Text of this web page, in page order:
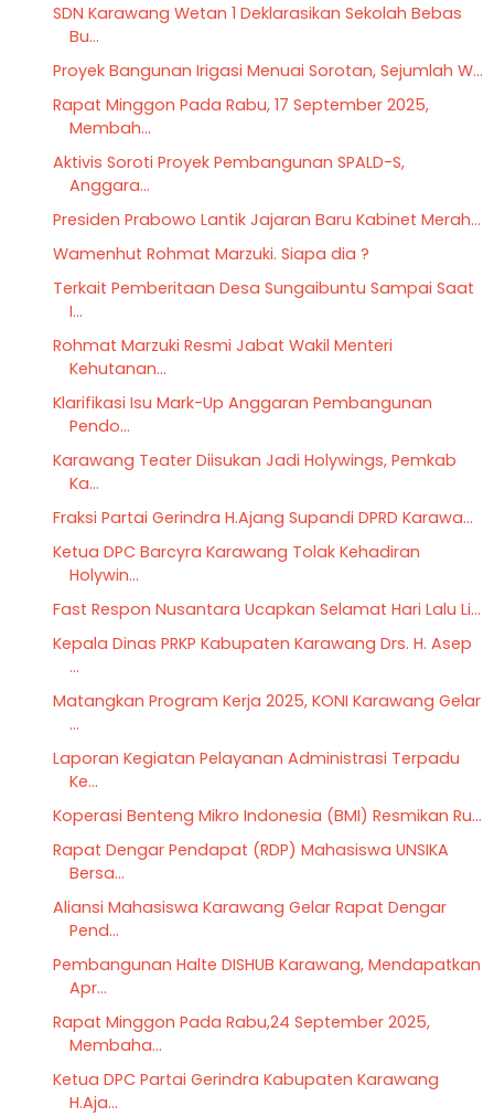
SDN Karawang Wetan 1 Deklarasikan Sekolah Bebas
Bu...
Proyek Bangunan Irigasi Menuai Sorotan, Sejumlah W...
Rapat Minggon Pada Rabu, 17 September 2025,
Membah...
Aktivis Soroti Proyek Pembangunan SPALD-S,
Anggara...
Presiden Prabowo Lantik Jajaran Baru Kabinet Merah...
Wamenhut Rohmat Marzuki. Siapa dia ?
Terkait Pemberitaan Desa Sungaibuntu Sampai Saat
I...
Rohmat Marzuki Resmi Jabat Wakil Menteri
Kehutanan...
Klarifikasi Isu Mark-Up Anggaran Pembangunan
Pendo...
Karawang Teater Diisukan Jadi Holywings, Pemkab
Ka...
Fraksi Partai Gerindra H.Ajang Supandi DPRD Karawa...
Ketua DPC Barcyra Karawang Tolak Kehadiran
Holywin...
Fast Respon Nusantara Ucapkan Selamat Hari Lalu Li...
Kepala Dinas PRKP Kabupaten Karawang Drs. H. Asep
...
Matangkan Program Kerja 2025, KONI Karawang Gelar
...
Laporan Kegiatan Pelayanan Administrasi Terpadu
Ke...
Koperasi Benteng Mikro Indonesia (BMI) Resmikan Ru...
Rapat Dengar Pendapat (RDP) Mahasiswa UNSIKA
Bersa...
Aliansi Mahasiswa Karawang Gelar Rapat Dengar
Pend...
Pembangunan Halte DISHUB Karawang, Mendapatkan
Apr...
Rapat Minggon Pada Rabu,24 September 2025,
Membaha...
Ketua DPC Partai Gerindra Kabupaten Karawang
H.Aja...